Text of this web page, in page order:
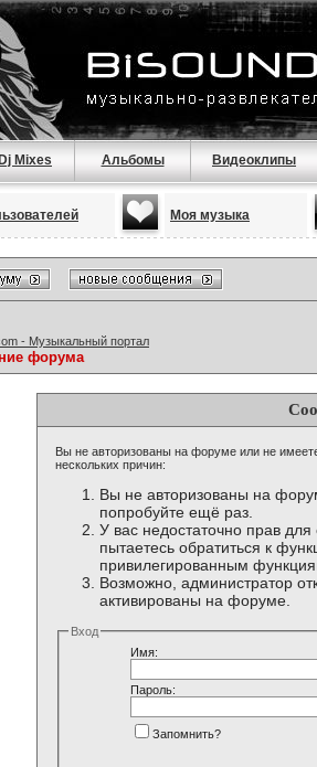
Dj Mixes Альбомы Видеоклипы
Моя музыка
- Музыкальный портал
форума
Вы не авторизованы на форуме или не
нескольких причин:
Вы не авторизованы на
попробуйте ещё раз.
У вас недостаточно прав
пытаетесь обратиться к
привилегированным
Возможно, администратор
активированы на форуме.
Вход
Имя:
Пароль:
Запомнить?